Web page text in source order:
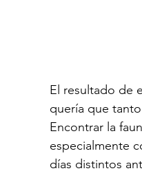
El resultado de
quería que
Encontrar la
especialmente
días distintos